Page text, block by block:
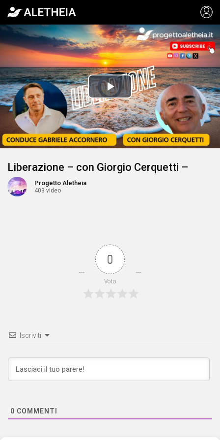
Video
Player
is
loading.Play
Video
Liberazione – con Giorgio Cerquetti –
Progetto Aletheia
403 video
0
Voto
Iscriviti
0 COMMENTI